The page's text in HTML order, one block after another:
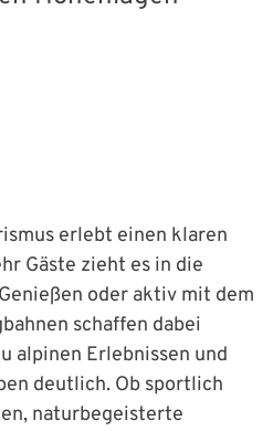
erlebt einen klaren
Gäste zieht es in die
oder aktiv mit dem
schaffen dabei
alpinen Erlebnissen und
deutlich. Ob sportlich
naturbegeisterte